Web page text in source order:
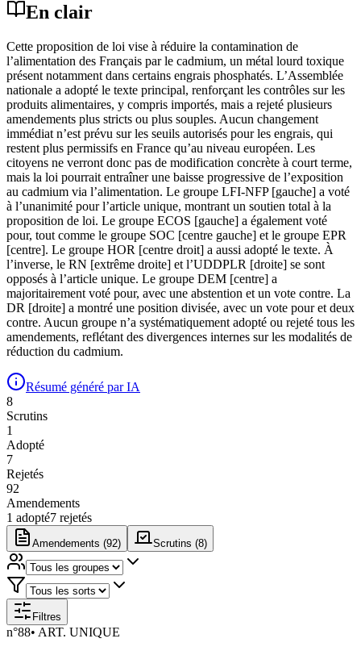
En clair
Cette proposition de loi vise à réduire la contamination de
l’alimentation des Français par le cadmium, un métal lourd toxique
présent notamment dans certains engrais phosphatés. L’Assemblée
nationale a adopté le texte principal, renforçant les contrôles sur les
produits alimentaires, y compris importés, mais a rejeté plusieurs
amendements plus stricts ou plus souples. Aucun changement
immédiat n’est prévu sur les seuils autorisés pour les engrais, qui
restent plus permissifs en France qu’au niveau européen. Les
citoyens ne verront donc pas de modification concrète à court terme,
mais la loi pourrait entraîner une baisse progressive de l’exposition
au cadmium via l’alimentation. Le groupe LFI-NFP [gauche] a voté
à l’unanimité pour l’article unique, montrant un soutien total à la
proposition de loi. Le groupe ECOS [gauche] a également voté
pour, tout comme le groupe SOC [centre gauche] et le groupe EPR
[centre]. Le groupe HOR [centre droit] a aussi adopté le texte. À
l’inverse, le RN [extrême droite] et l’UDDPLR [droite] se sont
opposés à l’article unique. Le groupe DEM [centre] a
majoritairement voté pour, avec une abstention et un vote contre. La
DR [droite] a montré une position divisée, avec un vote pour et deux
contre. Aucun groupe n’a systématiquement adopté ou rejeté tous les
amendements, reflétant des divergences internes sur les modalités de
réduction du cadmium.
Résumé généré par IA
8
Scrutins
1
Adopté
7
Rejetés
92
Amendements
1 adopté7 rejetés
Amendements (92) Scrutins (8)
Filtres
n°88• ART. UNIQUE